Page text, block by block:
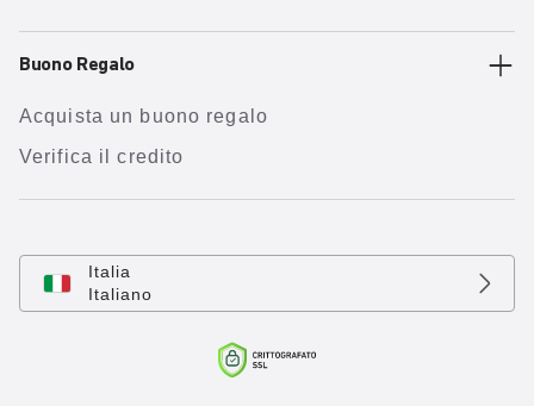
Buono Regalo
Acquista un buono regalo
Verifica il credito
Italia
Italiano